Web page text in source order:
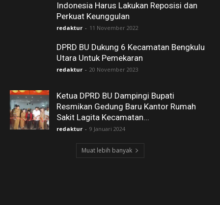
Indonesia Harus Lakukan Reposisi dan
Perkuat Keunggulan
redaktur - 11 November 2022
DPRD BU Dukung 6 Kecamatan Bengkulu
Utara Untuk Pemekaran
redaktur - 20 November 2023
Ketua DPRD BU Dampingi Bupati
Resmikan Gedung Baru Kantor Rumah
Sakit Lagita Kecamatan...
redaktur - 9 Januari 2024
Muat lebih banyak